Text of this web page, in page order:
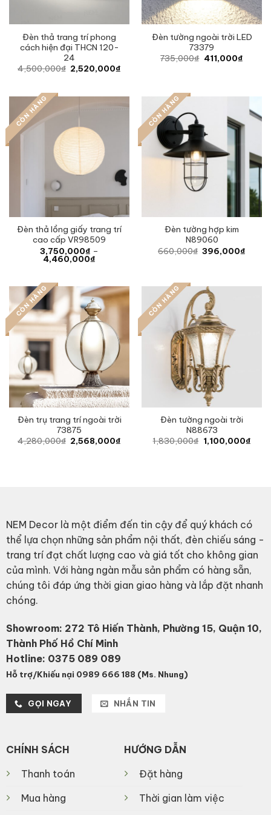
Đèn thả trang trí phong
cách hiện đại THCN 120-
24
4,500,000₫ Original
price
2,520,000₫
Đèn tường ngoài trời LED
73379
735,000₫ Original
price
411,000₫Current
CÒN HÀNG
Đèn thả lồng giấy trang trí
cao cấp VR98509
3,750,000₫ –
4,460,000₫
4,460,000₫
CÒN HÀNG
Đèn tường hợp kim
N89060
660,000₫ Original
price
396,000₫
CÒN HÀNG
Đèn trụ trang trí ngoài trời
73875
4,280,000₫ Original
price
2,568,000₫
CÒN HÀNG
Đèn tường ngoài trời
N88673
1,830,000₫ Original
price
1,100,000₫
NEM Decor là một điểm đến tin cậy để quý khách có
thể lựa chọn những sản phẩm nội thất, đèn chiếu sáng -
trang trí đạt chất lượng cao và giá tốt cho không gian
của mình. Với hàng ngàn mẫu sản phẩm có hàng sẵn,
chúng tôi đáp ứng thời gian giao hàng và lắp đặt nhanh
chóng.
Showroom: 272 Tô Hiến Thành, Phường 15, Quận 10,
Thành Phố Hồ Chí Minh
Hotline: 0375 089 089
Hỗ trợ/Khiếu nại 0989 666 188 (Ms. Nhung)
GỌI NGAY NHẮN TIN
CHÍNH SÁCH
Thanh toán
Mua hàng
HƯỚNG DẪN
Đặt hàng
Thời gian làm việc